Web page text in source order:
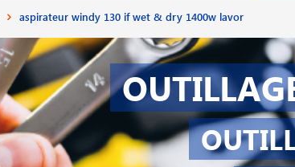
aspirateur windy 130 if wet & dry 1400w lavor